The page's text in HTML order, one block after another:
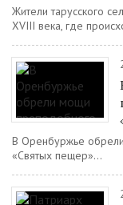
Жители тарусского
XVIII века, где
В Оренбуржье
«Святых пещер»...